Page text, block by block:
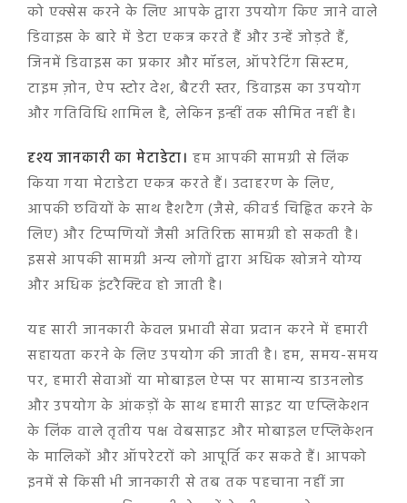
को एक्सेस करने के लिए आपके द्वारा उपयोग किए जाने वाले
डिवाइस के बारे में डेटा एकत्र करते हैं और उन्हें जोड़ते हैं,
जिनमें डिवाइस का प्रकार और मॉडल, ऑपरेटिंग सिस्टम,
टाइम ज़ोन, ऐप स्टोर देश, बैटरी स्तर, डिवाइस का उपयोग
और गतिविधि शामिल है, लेकिन इन्हीं तक सीमित नहीं है।
दृश्य जानकारी का मेटाडेटा। हम आपकी सामग्री से लिंक
किया गया मेटाडेटा एकत्र करते हैं। उदाहरण के लिए,
आपकी छवियों के साथ हैशटैग (जैसे, कीवर्ड चिह्नित करने के
लिए) और टिप्पणियों जैसी अतिरिक्त सामग्री हो सकती है।
इससे आपकी सामग्री अन्य लोगों द्वारा अधिक खोजने योग्य
और अधिक इंटरैक्टिव हो जाती है।
यह सारी जानकारी केवल प्रभावी सेवा प्रदान करने में हमारी
सहायता करने के लिए उपयोग की जाती है। हम, समय-समय
पर, हमारी सेवाओं या मोबाइल ऐप्स पर सामान्य डाउनलोड
और उपयोग के आंकड़ों के साथ हमारी साइट या एप्लिकेशन
के लिंक वाले तृतीय पक्ष वेबसाइट और मोबाइल एप्लिकेशन
के मालिकों और ऑपरेटरों को आपूर्ति कर सकते हैं। आपको
इनमें से किसी भी जानकारी से तब तक पहचाना नहीं जा